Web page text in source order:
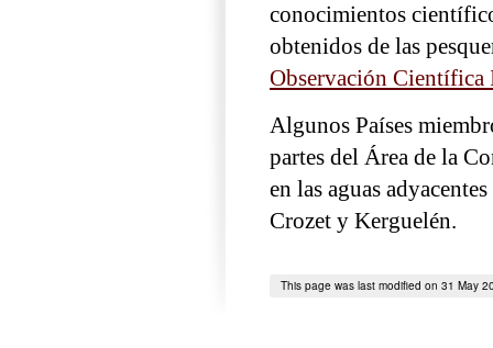
conocimientos
obtenidos de las
Observación
Algunos Países
partes del Área de la
en las aguas
Crozet y Kerguelén.
This page was last modified on 31 May